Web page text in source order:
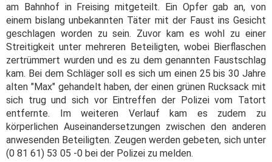
am Bahnhof in Freising mitgeteilt. Ein Opfer gab an, von
einem bislang unbekannten Täter mit der Faust ins Gesicht
geschlagen worden zu sein. Zuvor kam es wohl zu einer
Streitigkeit unter mehreren Beteiligten, wobei Bierflaschen
zertrümmert wurden und es zu dem genannten Faustschlag
kam. Bei dem Schläger soll es sich um einen 25 bis 30 Jahre
alten "Max" gehandelt haben, der einen grünen Rucksack mit
sich trug und sich vor Eintreffen der Polizei vom Tatort
entfernte. Im weiteren Verlauf kam es zudem zu
körperlichen Auseinandersetzungen zwischen den anderen
anwesenden Beteiligten. Zeugen werden gebeten, sich unter
(0 81 61) 53 05 -0 bei der Polizei zu melden.